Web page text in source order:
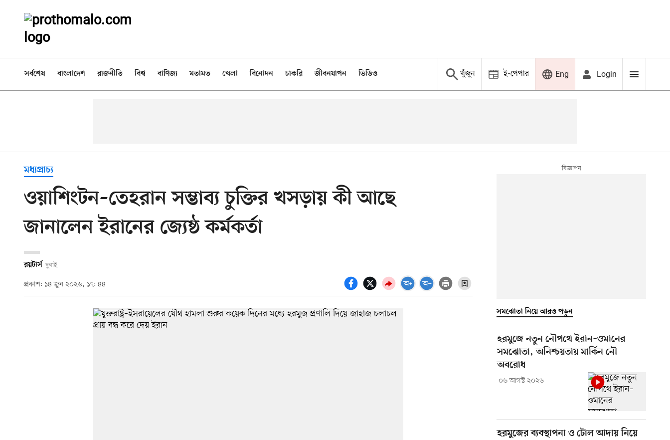
সর্বশেষ বাংলাদেশ রাজনীতি বিশ্ব বাণিজ্য মতামত খেলা বিনোদন চাকরি জীবনযাপন ভিডিও খুঁজুন ই-পেপার Eng Login
মধ্যপ্রাচ্য
ওয়াশিংটন–তেহরান সম্ভাব্য চুক্তির খসড়ায় কী আছে
জানালেন ইরানের জ্যেষ্ঠ কর্মকর্তা
রয়টার্স দুবাই
প্রকাশ: ১৪ জুন ২০২৬, ১৭: ৪৪
সমঝোতা নিয়ে আরও পড়ুন
হরমুজে নতুন নৌপথে ইরান–ওমানের
সমঝোতা, অনিশ্চয়তায় মার্কিন নৌ
অবরোধ
০৬ আগস্ট ২০২৬
হরমুজের ব্যবস্থাপনা ও টোল আদায় নিয়ে